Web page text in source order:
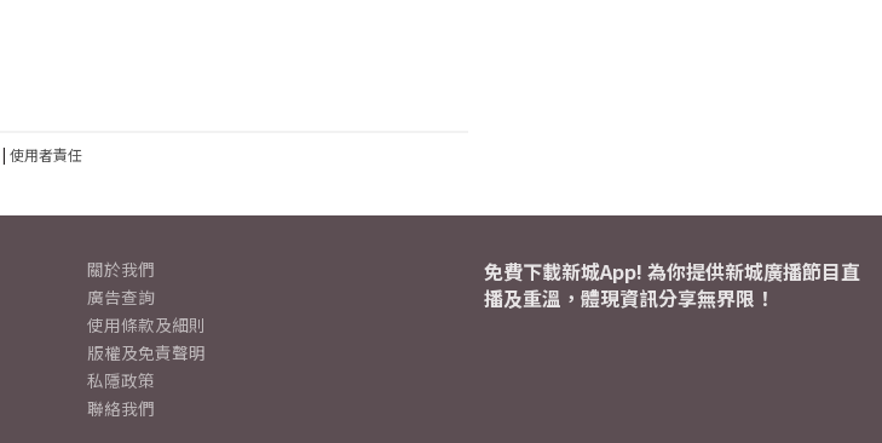
| 使用者責任
關於我們
廣告查詢
使用條款及細則
版權及免責聲明
私隱政策
聯絡我們
免費下載新城App! 為你提供新城廣播節目直
播及重溫，體現資訊分享無界限！